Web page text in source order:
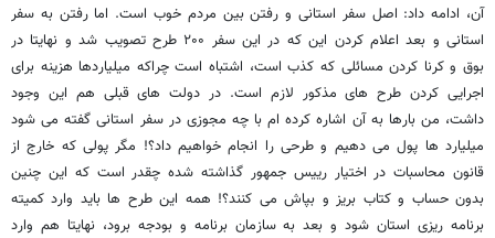
آن، ادامه داد: اصل سفر استانی و رفتن بین مردم خوب است. اما رفتن به سفر
استانی و بعد اعلام کردن این که در این سفر ۲۰۰ طرح تصویب شد و نهایتا در
بوق و کرنا کردن مسائلی که کذب است، اشتباه است چراکه میلیاردها هزینه برای
اجرایی کردن طرح های مذکور لازم است. در دولت های قبلی هم این وجود
داشت، من بارها به آن اشاره کرده ام با چه مجوزی در سفر استانی گفته می شود
میلیارد ها پول می دهیم و طرحی را انجام خواهیم داد؟! مگر پولی که خارج از
قانون محاسبات در اختیار رییس جمهور گذاشته شده چقدر است که این چنین
بدون حساب و کتاب بریز و بپاش می کنند؟! همه این طرح ها باید وارد کمیته
برنامه ریزی استان شود و بعد به سازمان برنامه و بودجه برود، نهایتا هم وارد